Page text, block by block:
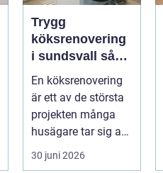
Trygg
köksrenovering
i sundsvall så
skapar du ett
kök som håller
länge
En köksrenovering
är ett av de största
projekten många
husägare tar sig an.
Kostnaderna är ofta
höga...
30 juni 2026